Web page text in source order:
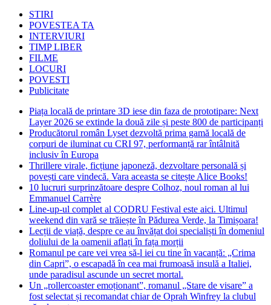
STIRI
POVESTEA TA
INTERVIURI
TIMP LIBER
FILME
LOCURI
POVESTI
Publicitate
Piața locală de printare 3D iese din faza de prototipare: Next
Layer 2026 se extinde la două zile și peste 800 de participanți
Producătorul român Lyset dezvoltă prima gamă locală de
corpuri de iluminat cu CRI 97, performanță rar întâlnită
inclusiv în Europa
Thrillere virale, ficțiune japoneză, dezvoltare personală și
povești care vindecă. Vara aceasta se citește Alice Books!
10 lucruri surprinzătoare despre Colhoz, noul roman al lui
Emmanuel Carrère
Line-up-ul complet al CODRU Festival este aici. Ultimul
weekend din vară se trăiește în Pădurea Verde, la Timișoara!
Lecții de viață, despre ce au învățat doi specialiști în domeniul
doliului de la oamenii aflați în fața morții
Romanul pe care vei vrea să-l iei cu tine în vacanță: „Crima
din Capri”, o escapadă în cea mai frumoasă insulă a Italiei,
unde paradisul ascunde un secret mortal.
Un „rollercoaster emoționant”, romanul „Stare de visare” a
fost selectat și recomandat chiar de Oprah Winfrey la clubul